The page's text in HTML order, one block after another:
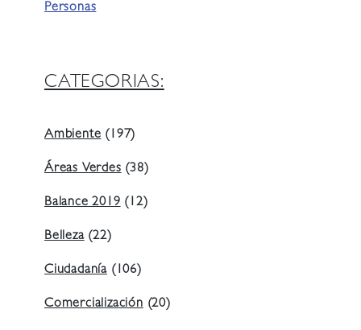
Personas
CATEGORIAS:
Ambiente (197)
Áreas Verdes (38)
Balance 2019 (12)
Belleza(22)
Ciudadanía (106)
Comercialización (20)